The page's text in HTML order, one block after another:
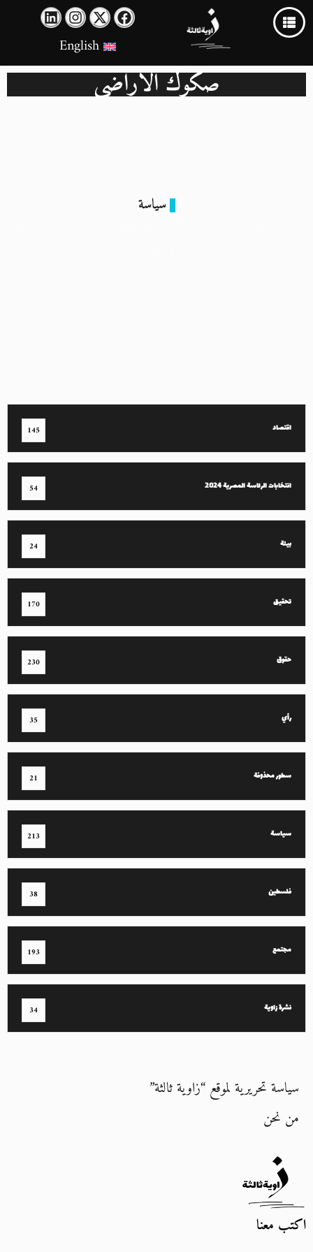
English
صكوك الأراضي
سياسة
اقتصاد 145
انتخابات الرئاسة المصرية 2024 54
بيئة 24
تحقيق 170
حقوق 230
رأي 35
سطور محذوفة 21
سياسة 213
فلسطين 38
مجتمع 193
نشرة زاوية 34
سياسة تحريرية لموقع “زاوية ثالثة”
من نحن
اكتب معنا